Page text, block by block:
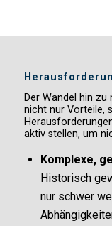
Der Wandel hin
nicht nur Vorteile,
aktiv stellen, um
Komplexe,
Historisch
nur schwer